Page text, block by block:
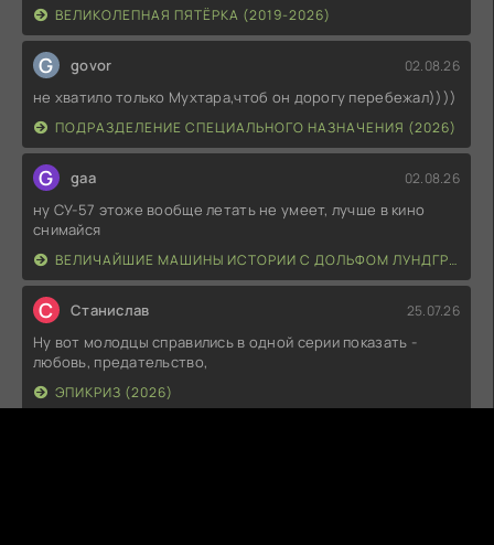
ВЕЛИКОЛЕПНАЯ ПЯТЁРКА (2019-2026)
G govor 02.08.26
не хватило только Мухтара,чтоб он дорогу перебежал))))
ПОДРАЗДЕЛЕНИЕ СПЕЦИАЛЬНОГО НАЗНАЧЕНИЯ (2026)
G gaa 02.08.26
ну СУ-57 этоже вообще летать не умеет, лучше в кино
снимайся
ВЕЛИЧАЙШИЕ МАШИНЫ ИСТОРИИ С ДОЛЬФОМ ЛУНДГРЕНОМ (2026)
С Станислав 25.07.26
Ну вот молодцы справились в одной серии показать -
любовь, предательство,
ЭПИКРИЗ (2026)